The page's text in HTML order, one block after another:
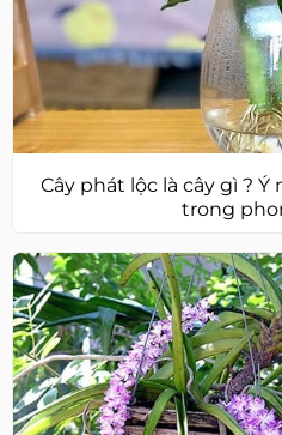
Cây phát lộc là cây gì ?
trong